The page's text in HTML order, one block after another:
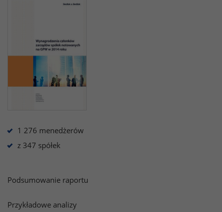
1 276 menedżerów
z 347 spółek
Podsumowanie raportu
Przykładowe analizy